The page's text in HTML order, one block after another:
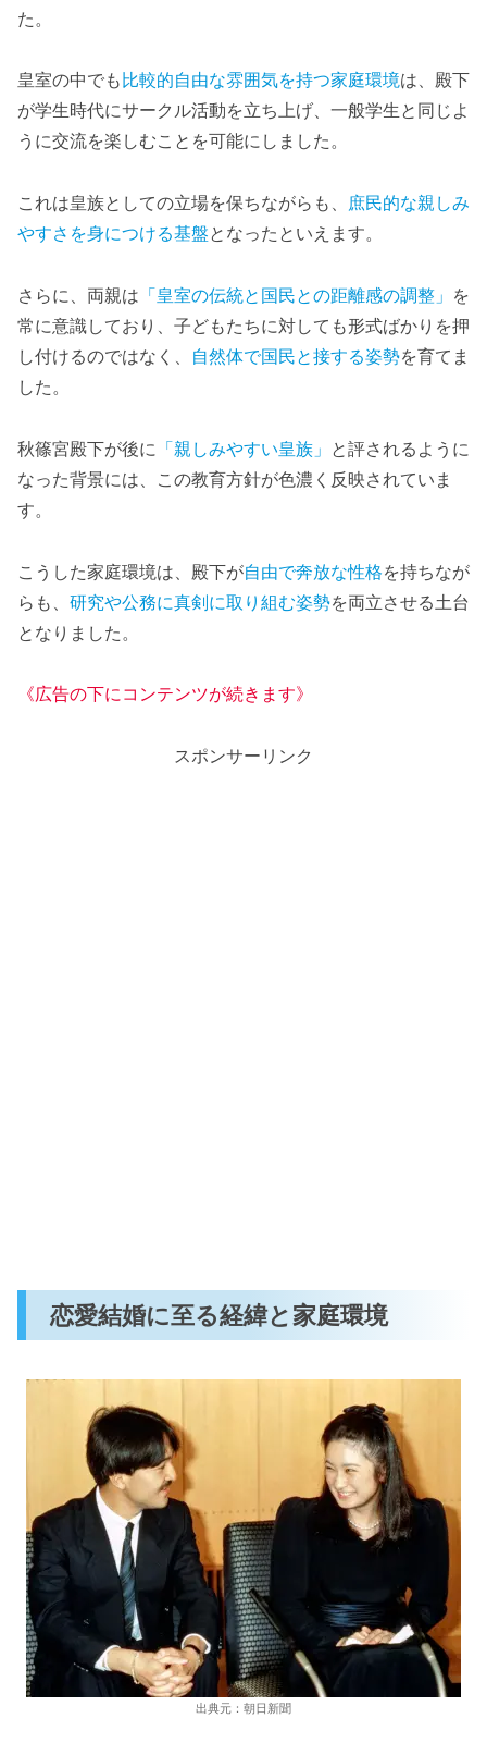
た。
皇室の中でも 比較的自由な雰囲気を持つ家庭環境は、殿下
が学生時代にサークル活動を立ち上げ、一般学生と同じよ
うに交流を楽しむことを可能にしました。
これは皇族としての立場を保ちながらも、 庶民的な親しみ
やすさを身につける基盤となったといえます。
さらに、両親は 「皇室の伝統と国民との距離感の調整」 を
常に意識しており、子どもたちに対しても形式ばかりを押
し付けるのではなく、 自然体で国民と接する姿勢を育てま
した。
秋篠宮殿下が後に 「親しみやすい皇族」 と評されるように
なった背景には、この教育方針が色濃く反映されていま
す。
こうした家庭環境は、殿下が自由で奔放な性格を持ちなが
らも、 研究や公務に真剣に取り組む姿勢を両立させる土台
となりました。
《広告の下にコンテンツが続きます》
スポンサーリンク
恋愛結婚に至る経緯と家庭環境
出典元：朝日新聞